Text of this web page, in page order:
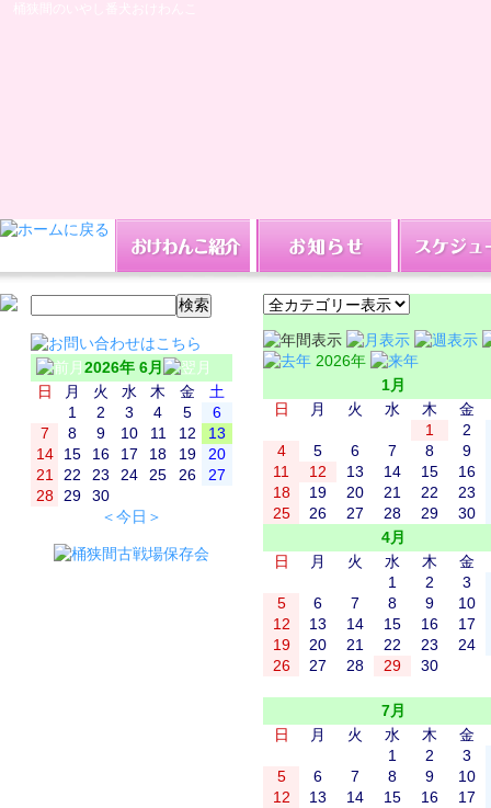
2026年 6月
日
月 火 水 木 金
土
1
2 3 4 5
6
7
8 9 10 11 12
13
14
15 16 17 18 19
20
21
22 23 24 25 26
27
28
29
30
＜今日＞
2026年
1月
日
月 火 水 木
金
1
2
4
5 6 7 8
9
11
12 13 14 15
16
18
19 20 21 22
23
25
26 27 28 29
30
4月
日
月 火 水 木
金
1
2
3
5
6 7 8 9
10
12
13 14 15 16
17
19
20 21 22 23
24
26
27 28 29 30
7月
日
月 火 水 木
金
1
2
3
5
6 7 8 9
10
12
13 14 15 16
17